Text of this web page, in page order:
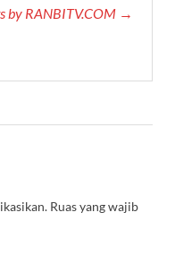
by RANBITV.COM →
Ruas yang wajib